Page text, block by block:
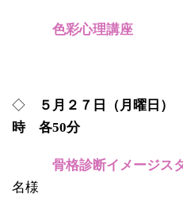
色彩心理講座
◇
５月２７日（月曜日
時 各50分
骨格診断イメージス
名様